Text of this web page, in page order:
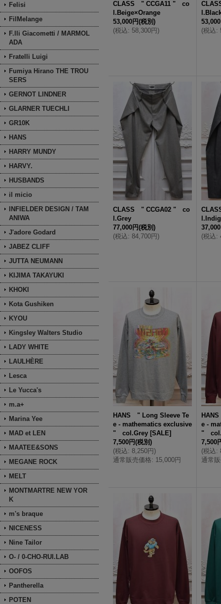
Felisi
FilMelange
F.lli Giacometti / MARMOL
ADA
Fratelli Luigi
Fumiya Hirano THE TROU
SERS
GERNOT LINDNER
GLARNER TUECHLI
GR10K
HANS
HARRY MUNDY
HARVY.
HUSBANDS
il micio
INFIELDER DESIGN / TAM
ANIWA
J'adore Godard
JABEZ CLIFF
JUTTA NEUMANN
KIJIMA TAKAYUKI
KHOKI
Kota Gushiken
KYOU
Kingsley Walters Studio
LADY WHITE
LAULHÈRE
Lesca
Le Yucca's
m.a+
Marina Yee
MAD et LEN
MAATEE&SONS
MEGANE ROCK
MELT
MONTMARTRE NEW YOR
K
m's braque
NICENESS
Nine Tailor
O- / 0-CHO-RUI.LAB
OOFOS
Pantherella
POTEN
CLASS " CCGA11 " co
l.Beige×Orange
53,000円(税別)
(税込: 58,300円)
(税込:
CLASS " CCGA02 " co
l.Grey
77,000円(税別)
(税込: 84,700円)
(税込:
HANS " Long Sleeve Te
e - mathematics exclusive
" col.Grey [SALE]
7,500円(税別)
(税込: 8,250円)
通常販売価格: 15,000円
e -
"
7,500
(税込:
通常